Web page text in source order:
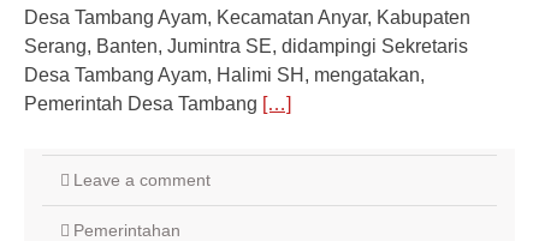
Desa Tambang Ayam, Kecamatan Anyar, Kabupaten
Serang, Banten, Jumintra SE, didampingi Sekretaris
Desa Tambang Ayam, Halimi SH, mengatakan,
Pemerintah Desa Tambang […]
Leave a comment
Pemerintahan